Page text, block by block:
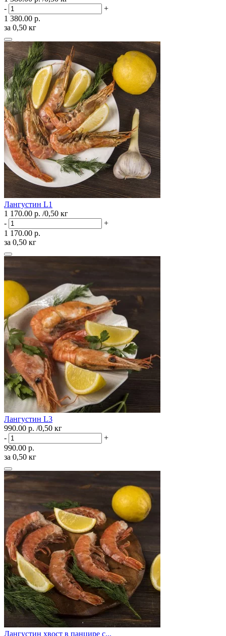
-
+
1 380.00 р.
за 0,50 кг
Лангустин L1
1 170.00 р. /0,50 кг
-
+
1 170.00 р.
за 0,50 кг
Лангустин L3
990.00 р. /0,50 кг
-
+
990.00 р.
за 0,50 кг
Лангустин хвост в панцире с...